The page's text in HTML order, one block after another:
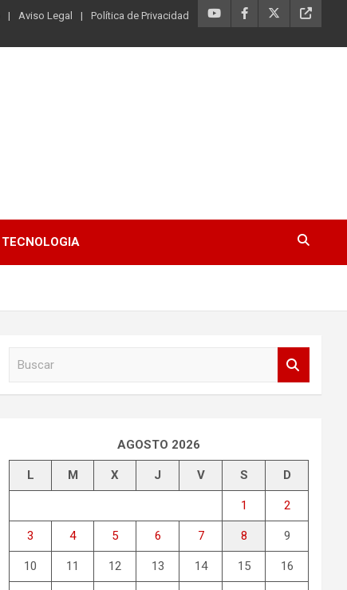
Aviso Legal Política de Privacidad
TECNOLOGIA
AGOSTO 2026
L M X J V S D
1 2
3 4 5 6 7 8 9
10 11 12 13 14 15 16